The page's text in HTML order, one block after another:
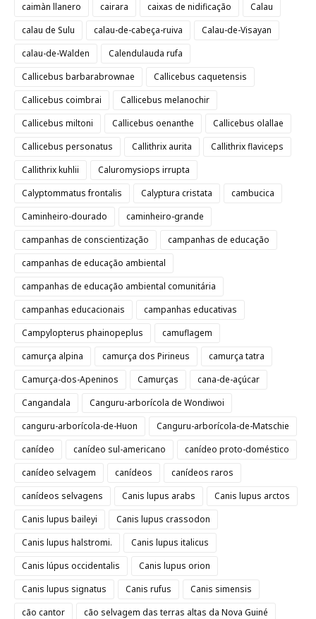
caimàn llanero
cairara caixas de nidificação
Calau
calau de Sulu
calau-de-cabeça-ruiva
Calau-de-Visayan
calau-de-Walden
Calendulauda rufa
Callicebus barbarabrownae
Callicebus caquetensis
Callicebus coimbrai
Callicebus melanochir
Callicebus miltoni
Callicebus oenanthe
Callicebus olallae
Callicebus personatus
Callithrix aurita
Callithrix flaviceps
Callithrix kuhlii
Caluromysiops irrupta
Calyptommatus frontalis
Calyptura cristata
cambucica
Caminheiro-dourado
caminheiro-grande
campanhas de conscientização
campanhas de educação
campanhas de educação ambiental
campanhas de educação ambiental comunitária
campanhas educacionais
campanhas educativas
Campylopterus phainopeplus
camuflagem
camurça alpina
camurça dos Pirineus
camurça tatra
Camurça-dos-Apeninos
Camurças
cana-de-açúcar
Cangandala
Canguru-arborícola de Wondiwoi
canguru-arborícola-de-Huon
Canguru-arborícola-de-Matschie
canídeo
canídeo sul-americano
canídeo proto-doméstico
canídeo selvagem
canídeos
canídeos raros
canídeos selvagens
Canis lupus arabs
Canis lupus arctos
Canis lupus baileyi
Canis lupus crassodon
Canis lupus halstromi.
Canis lupus italicus
Canis lúpus occidentalis
Canis lupus orion
Canis lupus signatus
Canis rufus
Canis simensis
cão cantor
cão selvagem das terras altas da Nova Guiné